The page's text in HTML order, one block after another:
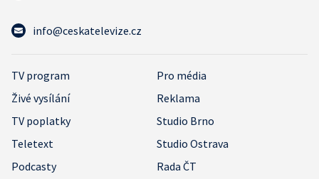
info@ceskatelevize.cz
TV program
Pro média
Živé vysílání
Reklama
TV poplatky
Studio Brno
Teletext
Studio Ostrava
Podcasty
Rada ČT